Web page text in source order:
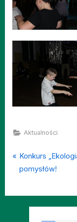
Aktualności
Nawigacja
P
r
v
Konkurs
pomysłów!